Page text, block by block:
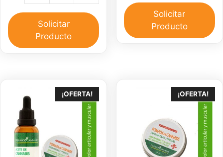
full
espectro
Solicitar
Producto
$40,000.
Solicitar
Producto
¡OFERTA! ¡OFERTA!